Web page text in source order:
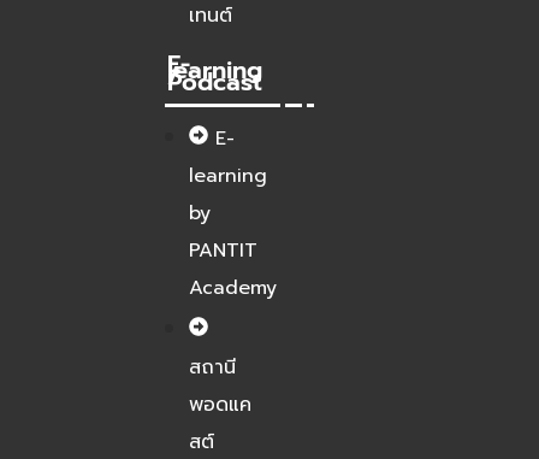
เทนต์
E-
learning
/
Podcast
E-
learning
by
PANTIT
Academy
สถานี
พอดแค
สต์